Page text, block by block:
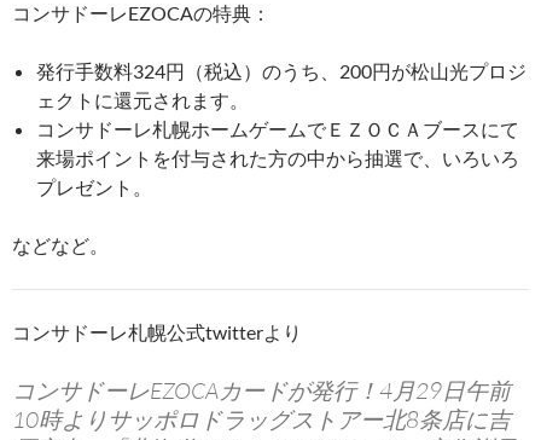
コンサドーレEZOCAの特典：
発行手数料324円（税込）のうち、200円が松山光プロジ
ェクトに還元されます。
コンサドーレ札幌ホームゲームでＥＺＯＣＡブースにて
来場ポイントを付与された方の中から抽選で、いろいろ
プレゼント。
などなど。
コンサドーレ札幌公式twitterより
コンサドーレEZOCAカードが発行！4月29日午前
10時よりサッポロドラッグストアー北8条店に吉